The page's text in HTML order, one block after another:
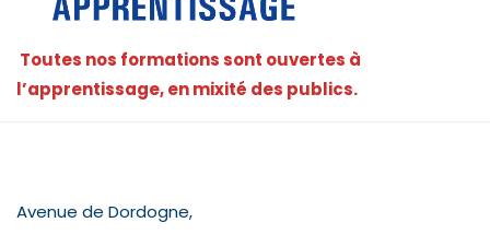
Toutes nos formations sont ouvertes à
l’apprentissage, en mixité des publics.
Avenue de Dordogne,